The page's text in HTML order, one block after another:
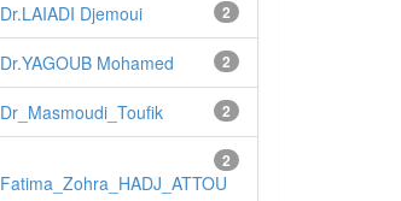
2
Dr.LAIADI Djemoui
2
Dr.YAGOUB Mohamed
2
Dr_Masmoudi_Toufik
2
Fatima_Zohra_HADJ_ATTOU